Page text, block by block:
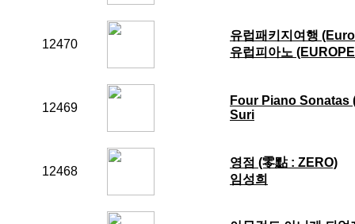
12470
유럽패키지여행
유럽피아노
12469
Four Piano Sonatas
Suri
12468
영점 (零點 : ZERO)
임성희